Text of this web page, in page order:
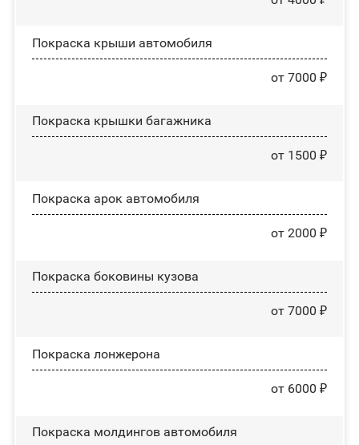
Покраска крыши автомобиля
от 7000 ₽
Покраска крышки багажника
от 1500 ₽
Покраска арок автомобиля
от 2000 ₽
Покраска боковины кузова
от 7000 ₽
Покраска лонжерона
от 6000 ₽
Покраска молдингов автомобиля